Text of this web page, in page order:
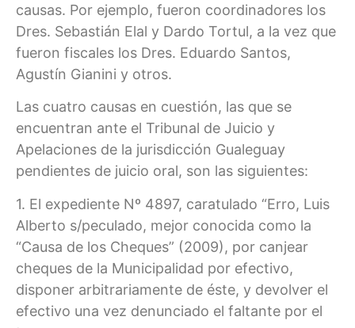
causas. Por ejemplo, fueron coordinadores los
Dres. Sebastián Elal y Dardo Tortul, a la vez que
fueron fiscales los Dres. Eduardo Santos,
Agustín Gianini y otros.
Las cuatro causas en cuestión, las que se
encuentran ante el Tribunal de Juicio y
Apelaciones de la jurisdicción Gualeguay
pendientes de juicio oral, son las siguientes:
1. El expediente Nº 4897, caratulado “Erro, Luis
Alberto s/peculado, mejor conocida como la
“Causa de los Cheques” (2009), por canjear
cheques de la Municipalidad por efectivo,
disponer arbitrariamente de éste, y devolver el
efectivo una vez denunciado el faltante por el